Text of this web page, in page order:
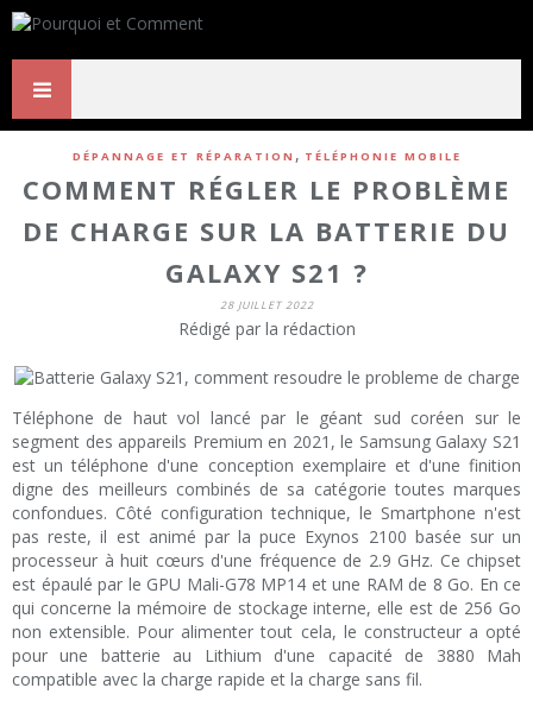
DÉPANNAGE ET RÉPARATION , TÉLÉPHONIE MOBILE
COMMENT RÉGLER LE PROBLÈME
DE CHARGE SUR LA BATTERIE DU
GALAXY S21 ?
28 JUILLET 2022
Rédigé par la rédaction
Téléphone de haut vol lancé par le géant sud coréen sur le
segment des appareils Premium en 2021, le Samsung Galaxy S21
est un téléphone d'une conception exemplaire et d'une finition
digne des meilleurs combinés de sa catégorie toutes marques
confondues. Côté configuration technique, le Smartphone n'est
pas reste, il est animé par la puce Exynos 2100 basée sur un
processeur à huit cœurs d'une fréquence de 2.9 GHz. Ce chipset
est épaulé par le GPU Mali-G78 MP14 et une RAM de 8 Go. En ce
qui concerne la mémoire de stockage interne, elle est de 256 Go
non extensible. Pour alimenter tout cela, le constructeur a opté
pour une batterie au Lithium d'une capacité de 3880 Mah
compatible avec la charge rapide et la charge sans fil.